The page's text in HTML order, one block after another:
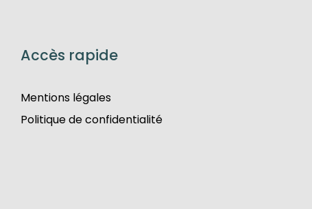
Accès rapide
Mentions légales
Politique de confidentialité